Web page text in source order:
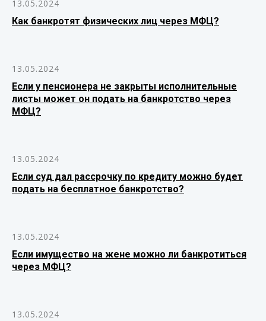
13.05.2024
Как банкротят физических лиц через МФЦ?
13.05.2024
Если у пенсионера не закрыты исполнительные
листы может он подать на банкротство через
МФЦ?
13.05.2024
Если суд дал рассрочку по кредиту можно будет
подать на бесплатное банкротство?
13.05.2024
Если имущество на жене можно ли банкротиться
через МФЦ?
13.05.2024